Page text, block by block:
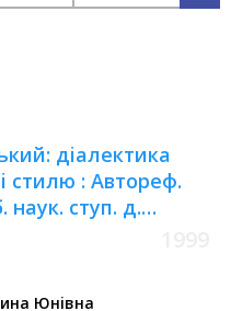
дiалектика
стилю : Автореф.
наук. ступ. д.
: Спец.
Юнiвна